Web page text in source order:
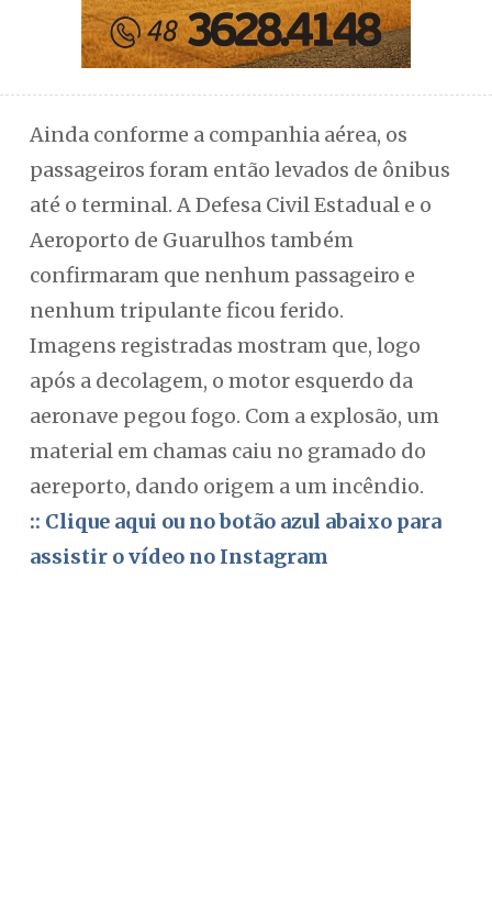
Ainda conforme a companhia aérea, os
passageiros foram então levados de ônibus
até o terminal. A Defesa Civil Estadual e o
Aeroporto de Guarulhos também
confirmaram que nenhum passageiro e
nenhum tripulante ficou ferido.
Imagens registradas mostram que, logo
após a decolagem, o motor esquerdo da
aeronave pegou fogo. Com a explosão, um
material em chamas caiu no gramado do
aereporto, dando origem a um incêndio.
:: Clique aqui ou no botão azul abaixo para
assistir o vídeo no Instagram